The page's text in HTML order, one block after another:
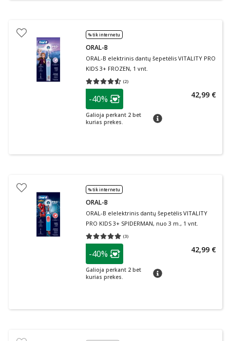
% tik internetu
ORAL-B
ORAL-B elektrinis dantų šepetėlis VITALITY PRO
KIDS 3+ FROZEN, 1 vnt.
(2)
Vidutinis įvertinimas 4.50
patarimas
Lojalumo klubo narių nuolaida
-40%
Galioja perkant 2 bet
kurias prekes.
patarimas
42,99 €
% tik internetu
ORAL-B
ORAL-B elelektrinis dantų šepetėlis VITALITY
PRO KIDS 3+ SPIDERMAN, nuo 3 m., 1 vnt.
(3)
Vidutinis įvertinimas 5.00
patarimas
Lojalumo klubo narių nuolaida
-40%
Galioja perkant 2 bet
kurias prekes.
patarimas
42,99 €